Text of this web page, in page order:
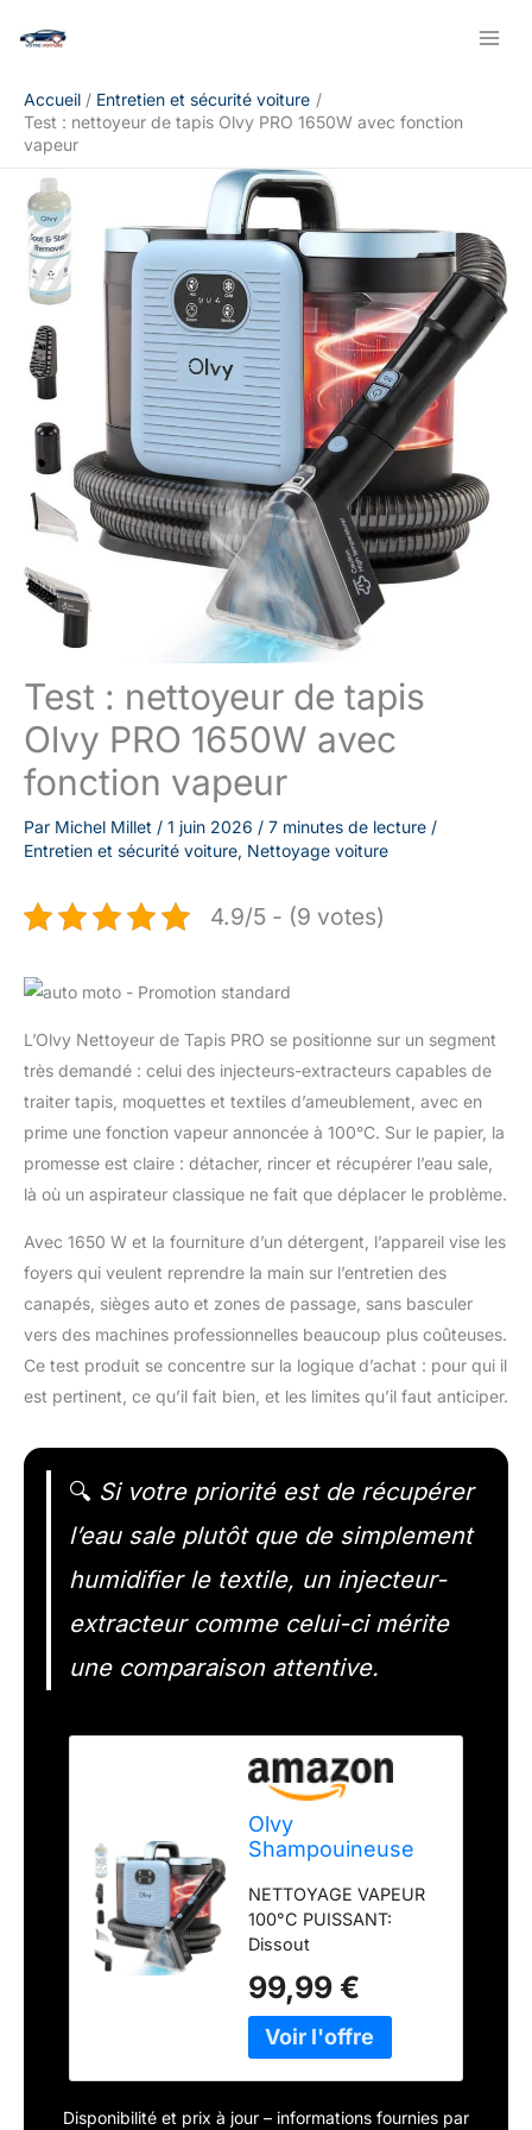
Accueil
Entretien et sécurité voiture
Test : nettoyeur de tapis Olvy PRO 1650W avec fonction
vapeur
Test : nettoyeur de tapis
Olvy PRO 1650W avec
fonction vapeur
Par Michel Millet / 1 juin 2026 / 7 minutes de lecture /
Entretien et sécurité voiture, Nettoyage voiture
4.9/5 - (9 votes)
L’Olvy Nettoyeur de Tapis PRO se positionne sur un segment
très demandé : celui des injecteurs-extracteurs capables de
traiter tapis, moquettes et textiles d’ameublement, avec en
prime une fonction vapeur annoncée à 100°C. Sur le papier, la
promesse est claire : détacher, rincer et récupérer l’eau sale,
là où un aspirateur classique ne fait que déplacer le problème.
Avec 1650 W et la fourniture d’un détergent, l’appareil vise les
foyers qui veulent reprendre la main sur l’entretien des
canapés, sièges auto et zones de passage, sans basculer
vers des machines professionnelles beaucoup plus coûteuses.
Ce test produit se concentre sur la logique d’achat : pour qui il
est pertinent, ce qu’il fait bien, et les limites qu’il faut anticiper.
🔍 Si votre priorité est de récupérer
l’eau sale plutôt que de simplement
humidifier le textile, un injecteur-
extracteur comme celui-ci mérite
une comparaison attentive.
Olvy
Shampouineuse
Tapis Injecteur
Extracteur
NETTOYAGE VAPEUR
100°C PUISSANT:
Dissout
graisse et les taches
profondes de vin, café
ou boue grâce à une
ASPIRATION HAUTE
99,99 €
Disponibilité et prix à jour – informations fournies par